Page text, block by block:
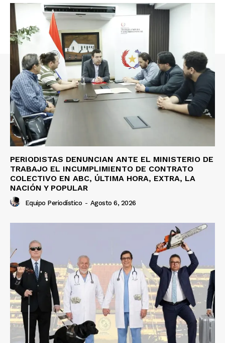
PERIODISTAS DENUNCIAN ANTE EL MINISTERIO DE
TRABAJO EL INCUMPLIMIENTO DE CONTRATO
COLECTIVO EN ABC, ÚLTIMA HORA, EXTRA, LA
NACIÓN Y POPULAR
Equipo Periodístico - Agosto 6, 2026